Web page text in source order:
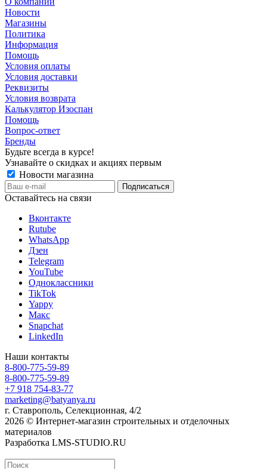
Новости
Магазины
Политика
Информация
Помощь
Условия оплаты
Условия доставки
Реквизиты
Условия возврата
Калькулятор Изоспан
Помощь
Вопрос-ответ
Бренды
Будьте всегда в курсе!
Узнавайте о скидках и акциях первым
Новости магазина
Оставайтесь на связи
Вконтакте
Rutube
WhatsApp
Дзен
Telegram
YouTube
Одноклассники
TikTok
Yappy
Макс
Snapchat
LinkedIn
Наши контакты
8-800-775-59-89
8-800-775-59-89
+7 918 754-83-77
marketing@batyanya.ru
г. Ставрополь, Селекционная, 4/2
2026 © Интернет-магазин строительных и отделочных
материалов
Разработка LMS-STUDIO.RU